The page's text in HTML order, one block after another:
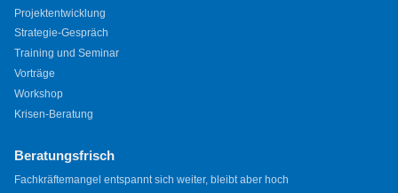
Projektentwicklung
Strategie-Gespräch
Training und Seminar
Vorträge
Workshop
Krisen-Beratung
Beratungsfrisch
Fachkräftemangel entspannt sich weiter, bleibt aber hoch